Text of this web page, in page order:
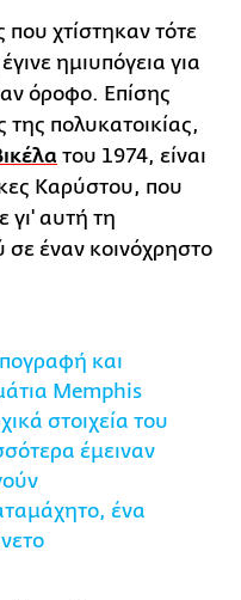
που χτίστηκαν τότε
ημιυπόγεια για
όροφο. Επίσης
της πολυκατοικίας,
του 1974, είναι
Καρύστου, που
γι' αυτή τη
έναν κοινόχρηστο
και
Memphis
στοιχεία του
έμειναν
ένα